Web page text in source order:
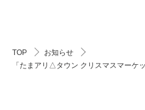
TOP
お知らせ
「たまアリ△タウン クリスマスマーケ